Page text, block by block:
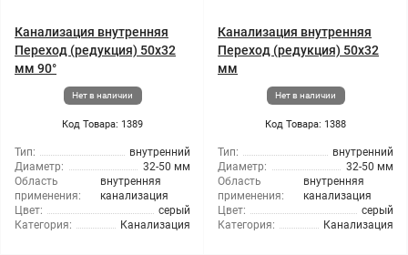
Канализация внутренняя
Переход (редукция) 50x32
мм 90°
Нет в наличии
Код Товара: 1389
Тип:
внутренний
Диаметр:
32-50 мм
Область
применения:
внутренняя
канализация
Цвет:
серый
Категория:
Канализация
Канализация внутренняя
Переход (редукция) 50x32
мм
Нет в наличии
Код Товара: 1388
Тип:
внутренний
Диаметр:
32-50 мм
Область
применения:
внутренняя
канализация
Цвет:
серый
Категория:
Канализация